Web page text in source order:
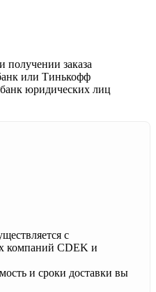
заказа
или Тинькофф
юридических лиц
с
компаний CDEK и
и сроки доставки вы